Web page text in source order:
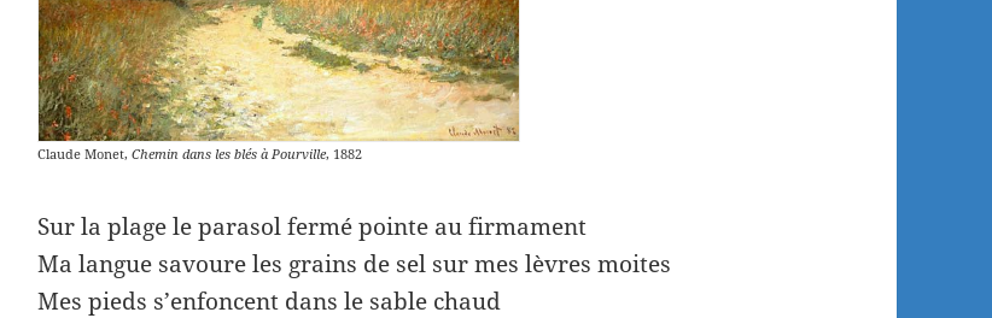
Claude Monet,Chemin dans les blés à Pourville, 1882
Sur la plage le parasol fermé pointe au firmament
Ma langue savoure les grains de sel sur mes lèvres moites
Mes pieds s’enfoncent dans le sable chaud